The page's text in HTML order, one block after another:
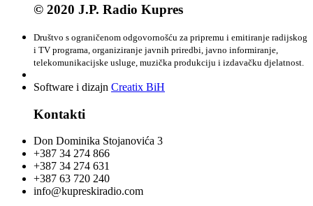
© 2020 J.P. Radio Kupres
Društvo s ograničenom odgovornošću za pripremu i emitiranje radijskog
i TV programa, organiziranje javnih priredbi, javno informiranje,
telekomunikacijske usluge, muzička produkciju i izdavačku djelatnost.
Software i dizajn Creatix BiH
Kontakti
Don Dominika Stojanovića 3
+387 34 274 866
+387 34 274 631
+387 63 720 240
info@kupreskiradio.com